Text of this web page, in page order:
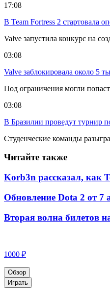
17:08
В Team Fortress 2 стартовала
Valve запустила конкурс на
03:08
Valve заблокировала около 5
Под ограничения могли
03:08
В Бразилии проведут турнир
Студенческие команды
Читайте также
Korb3n рассказал, как
Обновление Dota 2 от 7
Вторая волна билетов
1000 ₽
Обзор
Играть